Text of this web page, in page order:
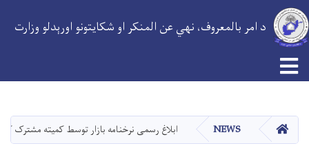
د امر بالمعروف، نهي عن المنکر او شکایتونو اورېدلو وزارت
کور NEWS ابلاغ رسمی نرخنامه بازار توسط کمیته مشترک